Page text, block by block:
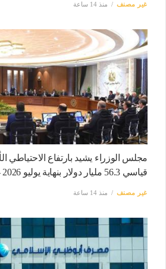
غير مصنف منذ 14 ساعة
مجلس الوزراء يشيد بارتفاع الاحتياطي
قياسي 56.3 مليار دولار بنهاية يوليو 2026 - بوابة المدينة برس
غير مصنف منذ 14 ساعة